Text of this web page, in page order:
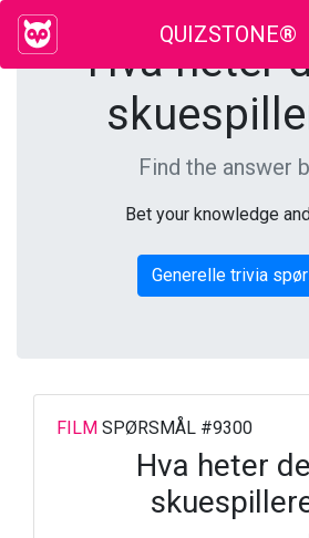
QUIZSTONE®
Hva heter
Find the answer
Bet your knowledge
Generelle trivia
FILM SPØRSMÅL #9300
Hva heter